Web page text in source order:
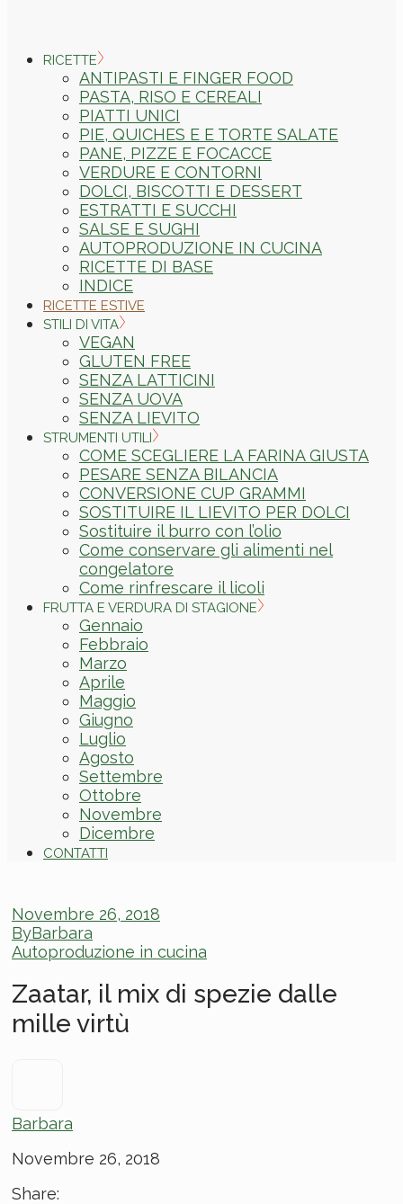
RICETTE
ANTIPASTI E FINGER FOOD
PASTA, RISO E CEREALI
PIATTI UNICI
PIE, QUICHES E E TORTE SALATE
PANE, PIZZE E FOCACCE
VERDURE E CONTORNI
DOLCI, BISCOTTI E DESSERT
ESTRATTI E SUCCHI
SALSE E SUGHI
AUTOPRODUZIONE IN CUCINA
RICETTE DI BASE
INDICE
RICETTE ESTIVE
STILI DI VITA
VEGAN
GLUTEN FREE
SENZA LATTICINI
SENZA UOVA
SENZA LIEVITO
STRUMENTI UTILI
COME SCEGLIERE LA FARINA GIUSTA
PESARE SENZA BILANCIA
CONVERSIONE CUP GRAMMI
SOSTITUIRE IL LIEVITO PER DOLCI
Sostituire il burro con l’olio
Come conservare gli alimenti nel
congelatore
Come rinfrescare il licoli
FRUTTA E VERDURA DI STAGIONE
Gennaio
Febbraio
Marzo
Aprile
Maggio
Giugno
Luglio
Agosto
Settembre
Ottobre
Novembre
Dicembre
CONTATTI
Novembre 26, 2018
ByBarbara
Autoproduzione in cucina
Zaatar, il mix di spezie dalle
mille virtù
Barbara
Novembre 26, 2018
Share: